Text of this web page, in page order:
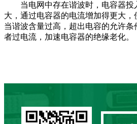
当电网中存在谐波时，电容器投
大，通过电容器的电流增加得更大，
当谐波含量过高，超出电容的允许
者过电流，加速电容器的绝缘老化。